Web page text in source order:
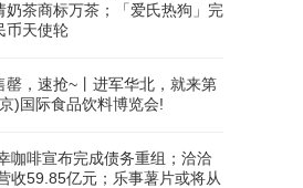
奶茶商标万茶；「爱氏热狗」完
币天使轮
罄，速抢~丨进军华北，就来第
)国际食品饮料博览会!
咖啡宣布完成债务重组；洽洽
收59.85亿元；乐事薯片或将从